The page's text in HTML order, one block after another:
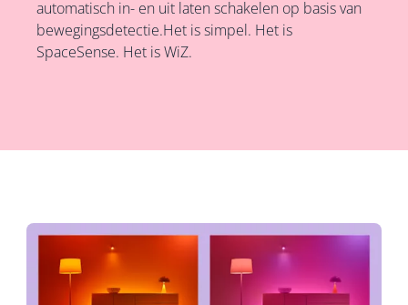
automatisch in- en uit laten schakelen op basis van
bewegingsdetectie.Het is simpel. Het is
SpaceSense. Het is WiZ.